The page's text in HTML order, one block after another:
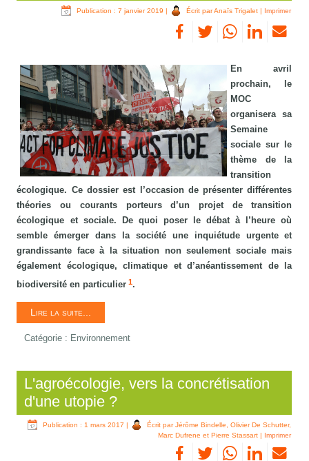
Publication : 7 janvier 2019 | Écrit par Anaïs Trigalet | Imprimer
En avril
prochain, le
MOC
organisera sa
Semaine
sociale sur le
thème de la
transition
écologique. Ce dossier est l’occasion de présenter différentes
théories ou courants porteurs d’un projet de transition
écologique et sociale. De quoi poser le débat à l’heure où
semble émerger dans la société une inquiétude urgente et
grandissante face à la situation non seulement sociale mais
également écologique, climatique et d’anéantissement de la
biodiversité en particulier1.
Lire la suite...
Catégorie : Environnement
L'agroécologie, vers la concrétisation
d'une utopie ?
Publication : 1 mars 2017 |
Écrit par Jérôme Bindelle, Olivier De Schutter,
Marc Dufrene et Pierre Stassart
Imprimer